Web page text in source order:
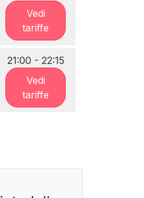
Vedi
tariffe
21:00 - 22:15
Vedi
tariffe